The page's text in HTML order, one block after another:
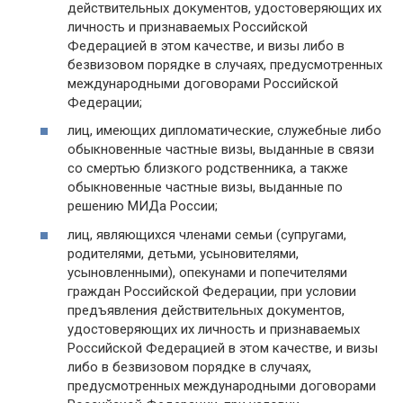
действительных документов, удостоверяющих их
личность и признаваемых Российской
Федерацией в этом качестве, и визы либо в
безвизовом порядке в случаях, предусмотренных
международными договорами Российской
Федерации;
лиц, имеющих дипломатические, служебные либо
обыкновенные частные визы, выданные в связи
со смертью близкого родственника, а также
обыкновенные частные визы, выданные по
решению МИДа России;
лиц, являющихся членами семьи (супругами,
родителями, детьми, усыновителями,
усыновленными), опекунами и попечителями
граждан Российской Федерации, при условии
предъявления действительных документов,
удостоверяющих их личность и признаваемых
Российской Федерацией в этом качестве, и визы
либо в безвизовом порядке в случаях,
предусмотренных международными договорами